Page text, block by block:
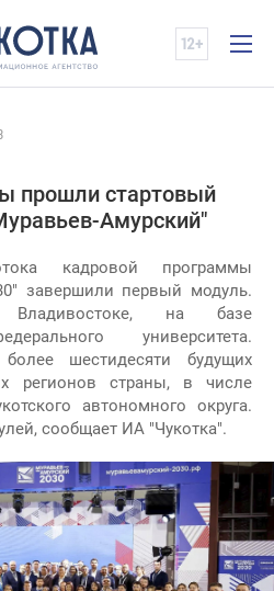
прошли стартовый
Амурский"
кадровой программы
завершили первый модуль.
на базе
университета.
шестидесяти будущих
регионов страны, в числе
автономного округа.
сообщает ИА "Чукотка".